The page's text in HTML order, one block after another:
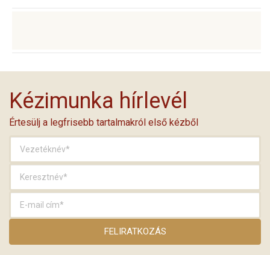
Kézimunka hírlevél
Értesülj a legfrisebb tartalmakról első kézből